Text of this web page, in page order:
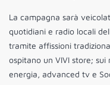
La campagna sarà
quotidiani e radio locali
tramite affissioni
ospitano un VIVI store;
energia, advanced tv e